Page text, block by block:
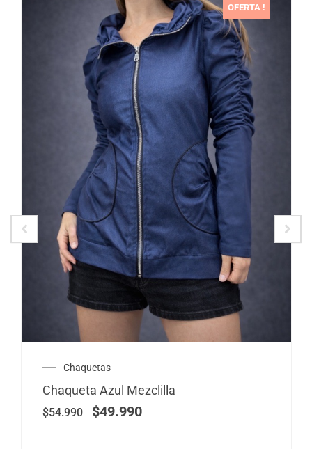
OFERTA !
Chaquetas
Chaqueta Azul Mezclilla
$54.990
El
precio
original
era:
$49.990
precio
actual
es: